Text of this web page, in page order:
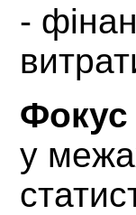
-
Фокус
у